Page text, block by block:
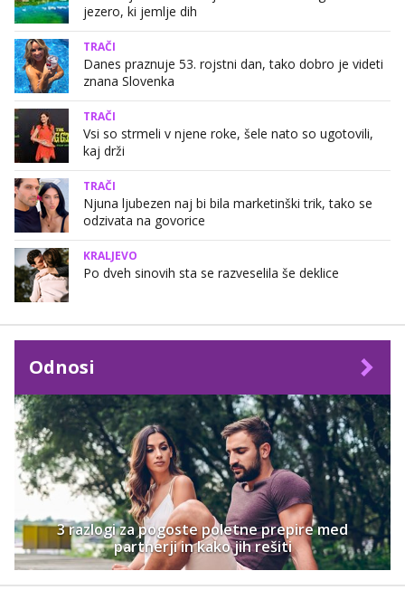
jezero, ki jemlje dih
TRAČI
Danes praznuje 53. rojstni dan, tako dobro je videti
znana Slovenka
TRAČI
Vsi so strmeli v njene roke, šele nato so ugotovili,
kaj drži
TRAČI
Njuna ljubezen naj bi bila marketinški trik, tako se
odzivata na govorice
KRALJEVO
Po dveh sinovih sta se razveselila še deklice
Odnosi
3 razlogi za pogoste poletne prepire med
partnerji in kako jih rešiti